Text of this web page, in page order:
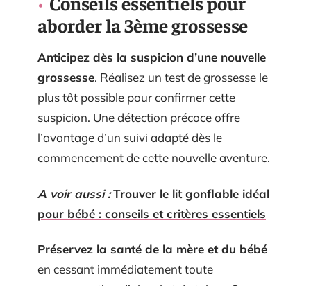
aborder la 3ème grossesse
Anticipez dès la suspicion d’une nouvelle
grossesse. Réalisez un test de grossesse le
plus tôt possible pour confirmer cette
suspicion. Une détection précoce offre
l’avantage d’un suivi adapté dès le
commencement de cette nouvelle aventure.
A voir aussi :Trouver le lit gonflable idéal
pour bébé : conseils et critères essentiels
Préservez la santé de la mère et du bébé
en cessant immédiatement toute